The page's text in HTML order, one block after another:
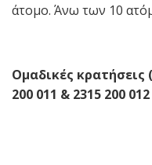
άτομο. Άνω των 10
Ομαδικές
200 011 & 2315 200 012